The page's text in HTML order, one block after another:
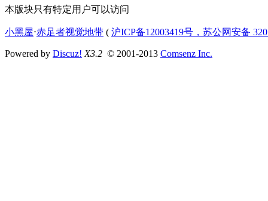
本版块只有特定用户可以访问
小黑屋⋅赤足者视觉地带 ( 沪ICP备12003419号，苏公网安备
Powered by Discuz! X3.2 © 2001-2013 Comsenz Inc.